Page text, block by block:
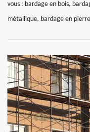
vous : bardage en bois,
métallique, bardage en